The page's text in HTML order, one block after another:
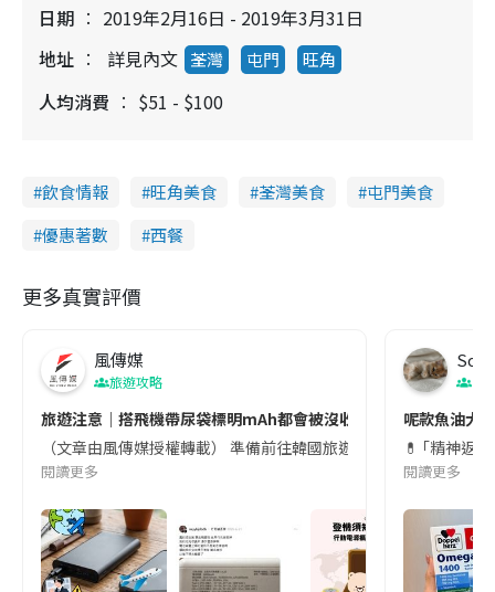
日期
2019年2月16日 - 2019年3月31日
地址
詳見內文 荃灣 屯門 旺角
人均消費 $51 - $100
飲食情報 旺角美食 荃灣美食
屯門美食
優惠著數
西餐
更多真實評價
風傳媒
旅遊攻略
旅遊注意｜搭飛機帶尿袋標明mAh都會被沒收😱出發前切記檢查
（文章由風傳媒授權轉載） 準備前往韓國旅遊的民眾，近期要
閱讀更多
Soul
呢款魚油大
💊 ｢精神返
閱讀更多